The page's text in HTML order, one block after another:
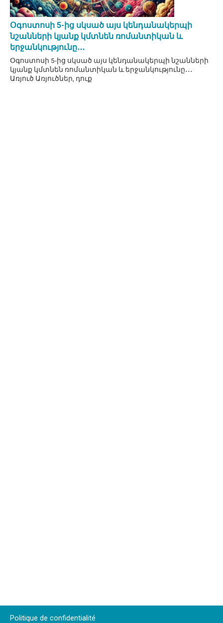
Օգոստոսի 5-ից սկսած այս կենդանակերպի
նշանների կյանք կմտնեն ռոմանտիկան և
երջանկությունը․․․
Օգոստոսի 5-ից սկսած այս կենդանակերպի նշանների
կյանք կմտնեն ռոմանտիկան և երջանկությունը․․․
Առյուծ Առյուծներ, դուք
Politique de confidentialité